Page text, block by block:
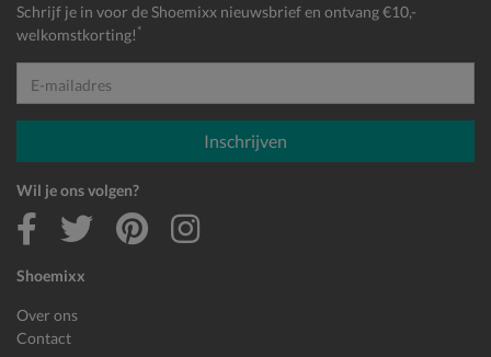
Shoemixx
Over ons
Contact
Schrijf je in voor de Shoemixx nieuwsbrief en ontvang €10,-
welkomstkorting! *
E-mailadres
Inschrijven
Wil je ons volgen?